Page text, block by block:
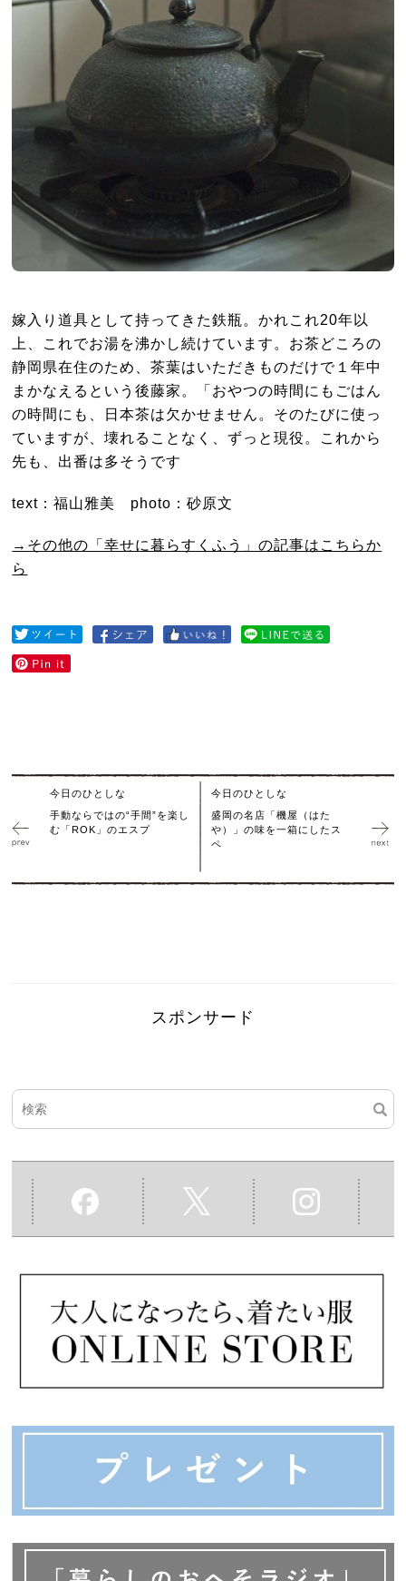
嫁入り道具として持ってきた鉄瓶。かれこれ20年以
上、これでお湯を沸かし続けています。お茶どころの
静岡県在住のため、茶葉はいただきものだけで１年中
まかなえるという後藤家。「おやつの時間にもごはん
の時間にも、日本茶は欠かせません。そのたびに使っ
ていますが、壊れることなく、ずっと現役。これから
先も、出番は多そうです
text：福山雅美 photo：砂原文
→その他の「幸せに暮らすくふう」の記事はこちらか
ら
今日のひとしな
手動ならではの“手間”を楽し
む「ROK」のエスプ
今日のひとしな
盛岡の名店「機屋（はた
や）」の味を一箱にしたス
ペ
スポンサード